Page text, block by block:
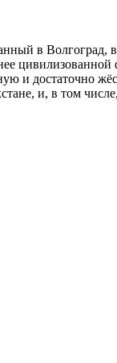
в Волгоград,
и достаточно
и, в том